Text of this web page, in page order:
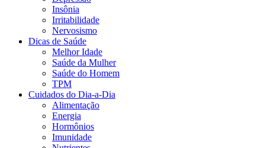
Insônia
Irritabilidade
Nervosismo
Dicas de Saúde
Melhor Idade
Saúde da Mulher
Saúde do Homem
TPM
Cuidados do Dia-a-Dia
Alimentação
Energia
Hormônios
Imunidade